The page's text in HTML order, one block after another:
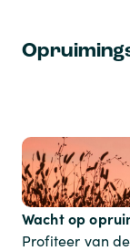
Wacht op
Profiteer van